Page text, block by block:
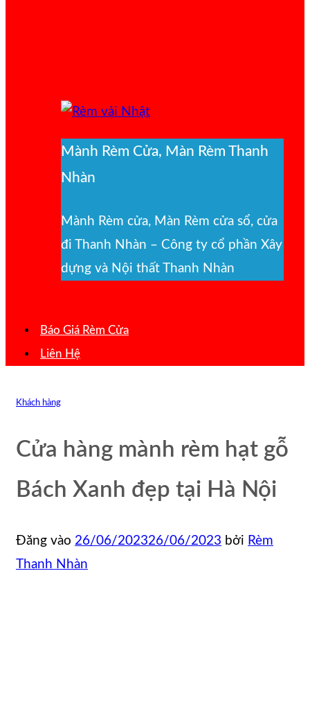
Mành Rèm Cửa, Màn Rèm Thanh
Nhàn
Mành Rèm cửa, Màn Rèm cửa sổ, cửa
đi Thanh Nhàn – Công ty cổ phần Xây
dựng và Nội thất Thanh Nhàn
Báo Giá Rèm Cửa
Liên Hệ
Khách hàng
Cửa hàng mành rèm hạt gỗ
Bách Xanh đẹp tại Hà Nội
Đăng vào 26/06/202326/06/2023 bởi Rèm
Thanh Nhàn